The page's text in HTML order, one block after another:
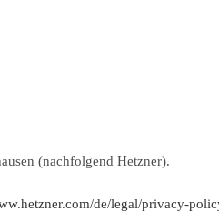
(nachfolgend Hetzner).
de/legal/privacy-